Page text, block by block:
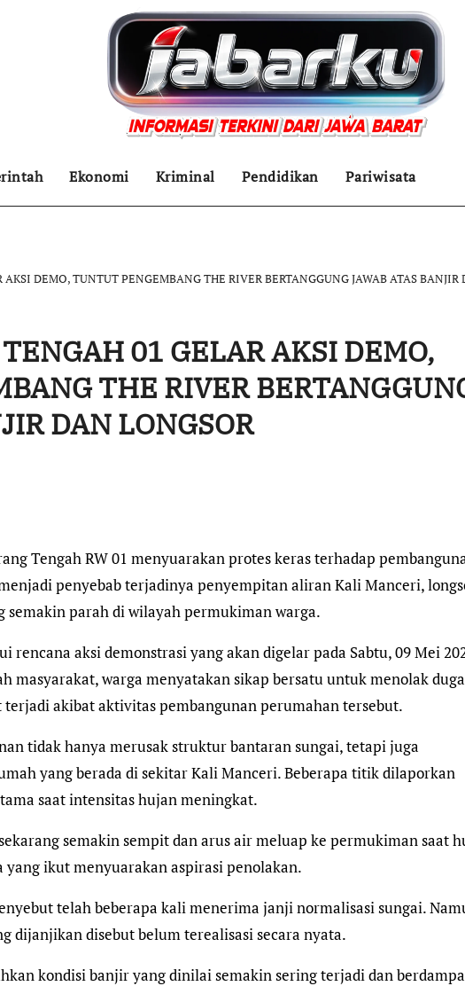
Ekonomi Kriminal Pendidikan Pariwisata
DEMO, TUNTUT PENGEMBANG THE RIVER BERTANGGUNG JAWAB ATAS BANJIR
01 GELAR AKSI DEMO,
THE RIVER
DAN LONGSOR
Tengah RW 01 menyuarakan protes keras terhadap
penyebab terjadinya penyempitan aliran Kali Manceri,
semakin parah di wilayah permukiman warga.
aksi demonstrasi yang akan digelar pada Sabtu, 09 Mei
masyarakat, warga menyatakan sikap bersatu untuk menolak
akibat aktivitas pembangunan perumahan tersebut.
tidak hanya merusak struktur bantaran sungai, tetapi juga
yang berada di sekitar Kali Manceri. Beberapa titik dilaporkan
saat intensitas hujan meningkat.
semakin sempit dan arus air meluap ke permukiman saat
yang ikut menyuarakan aspirasi penolakan.
telah beberapa kali menerima janji normalisasi sungai.
dijanjikan disebut belum terealisasi secara nyata.
kondisi banjir yang dinilai semakin sering terjadi dan